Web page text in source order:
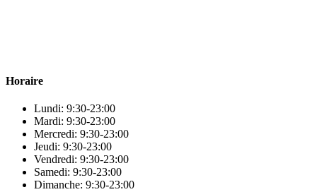
Horaire
Lundi: 9:30-23:00
Mardi: 9:30-23:00
Mercredi: 9:30-23:00
Jeudi: 9:30-23:00
Vendredi: 9:30-23:00
Samedi: 9:30-23:00
Dimanche: 9:30-23:00